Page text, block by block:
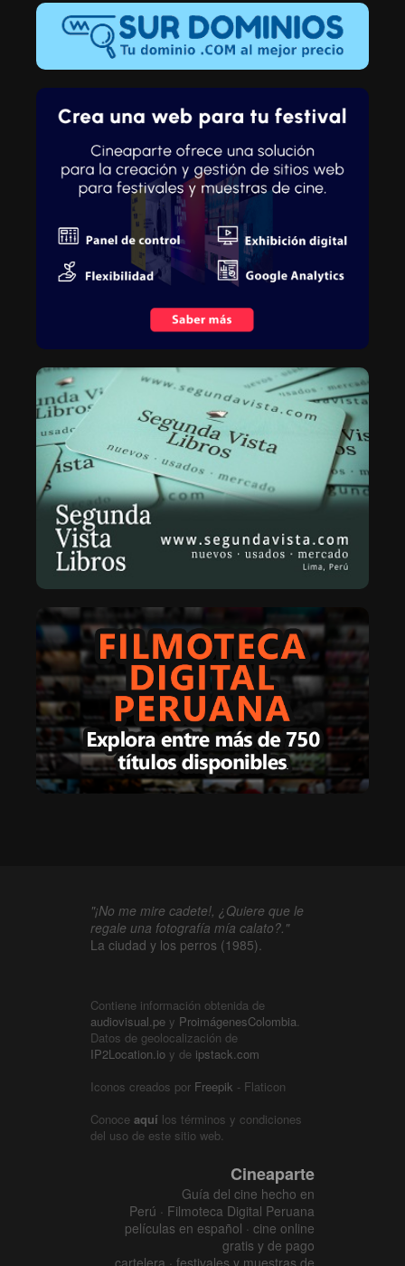
"¡No me mire cadete!, ¿Quiere que le
regale una fotografía mía calato?."
La ciudad y los perros (1985).
Contiene información obtenida de
audiovisual.pe y ProimágenesColombia.
Datos de geolocalización de
IP2Location.io y de ipstack.com
Iconos creados por Freepik - Flaticon
Conoce aquí los términos y condiciones
del uso de este sitio web.
Cineaparte
Guía del cine hecho en
Perú · Filmoteca Digital Peruana
películas en español · cine online
gratis y de pago